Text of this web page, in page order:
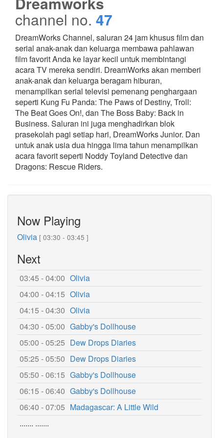
channel no. 47
DreamWorks Channel, saluran 24 jam khusus film dan
serial anak-anak dan keluarga membawa pahlawan
film favorit Anda ke layar kecil untuk membintangi
acara TV mereka sendiri. DreamWorks akan memberi
anak-anak dan keluarga beragam hiburan,
menampilkan serial televisi pemenang penghargaan
seperti Kung Fu Panda: The Paws of Destiny, Troll:
The Beat Goes On!, dan The Boss Baby: Back in
Business. Saluran ini juga menghadirkan blok
prasekolah pagi setiap hari, DreamWorks Junior. Dan
untuk anak usia dua hingga lima tahun menampilkan
acara favorit seperti Noddy Toyland Detective dan
Dragons: Rescue Riders.
Now Playing
Olivia [ 03:30 - 03:45 ]
Next
03:45 - 04:00 Olivia
04:00 - 04:15 Olivia
04:15 - 04:30 Olivia
04:30 - 05:00 Gabby's Dollhouse
05:00 - 05:25 Dew Drops Diaries
05:25 - 05:50 Dew Drops Diaries
05:50 - 06:15 Gabby's Dollhouse
06:15 - 06:40 Gabby's Dollhouse
06:40 - 07:05 Madagascar: A Little Wild
....... .......